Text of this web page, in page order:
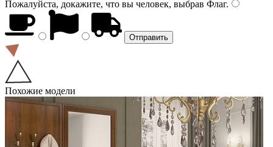
Пожалуйста, докажите, что вы человек, выбрав Флаг.
Похожие модели